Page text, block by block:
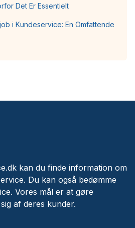
Det Er Essentielt
i Kundeservice: En Omfattende
kan du finde information om
Du kan også bedømme
Vores mål er at gøre
af deres kunder.